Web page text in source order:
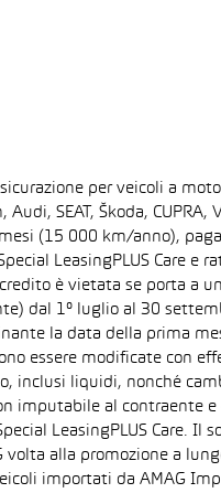
per veicoli a
SEAT, Škoda,
(15 000 km/anno),
LeasingPLUS Care e
è vietata se porta a
dal 1° luglio al 30
la data della prima
essere modificate con
inclusi liquidi, nonché
imputabile al contraente
LeasingPLUS Care. Il
volta alla promozione a
importati da AMAG